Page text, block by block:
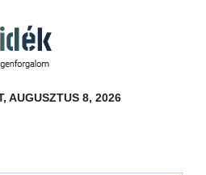
AUGUSZTUS 8, 2026